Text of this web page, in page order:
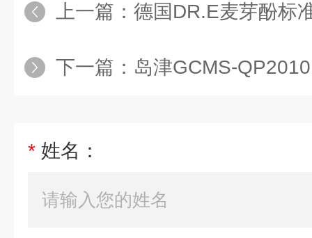
上一篇： 德国DR.E麦芽酚标
下一篇： 岛津GCMS-QP2010（S）SPL-
* 姓名：